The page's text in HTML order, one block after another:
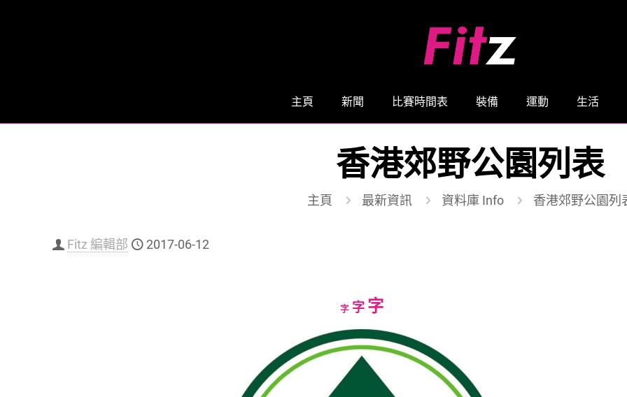
主頁 新聞 比賽時間表 裝備 運動 生活
香港郊野公園列表
主頁 最新資訊 資料庫 Info 香港郊野公園列
Fitz 編輯部 2017-06-12
字Decrease
size.
字Reset
size.
字Increase
font
size.